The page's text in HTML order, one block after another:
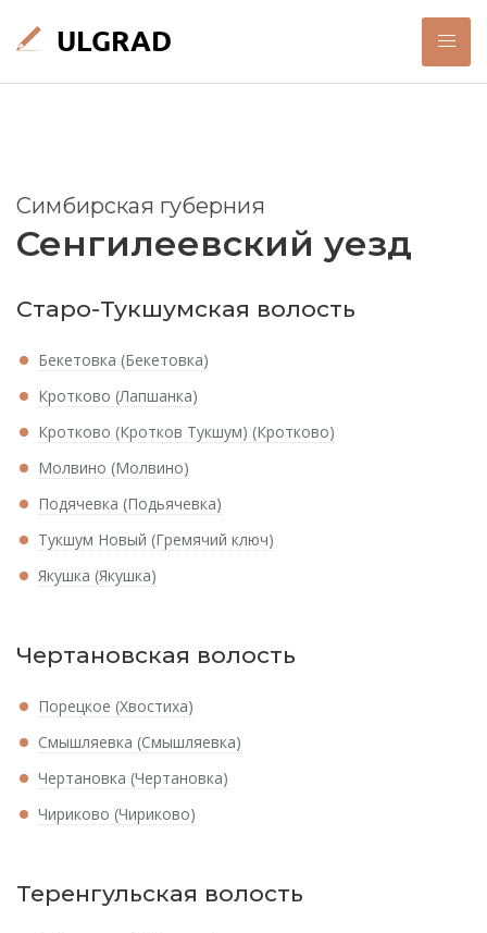
Симбирская губерния
Сенгилеевский уезд
Старо-Тукшумская волость
Бекетовка (Бекетовка)
Кротково (Лапшанка)
Кротково (Кротков Тукшум) (Кротково)
Молвино (Молвино)
Подячевка (Подьячевка)
Тукшум Новый (Гремячий ключ)
Якушка (Якушка)
Чертановская волость
Порецкое (Хвостиха)
Смышляевка (Смышляевка)
Чертановка (Чертановка)
Чириково (Чириково)
Теренгульская волость